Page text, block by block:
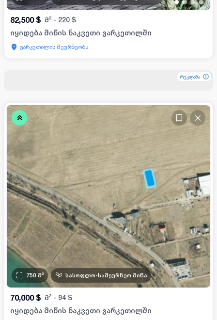
82,500 $ მ² - 220 $
იყიდება მიწის ნაკვეთი ვარკეთილში
ვარკეთილის მეურნეობა
750 მ² სასოფლო-სამეურნეო მიწა
70,000 $ მ² - 94 $
იყიდება მიწის ნაკვეთი ვარკეთილში
რეკლამა
რეკლამა
რეკლამა